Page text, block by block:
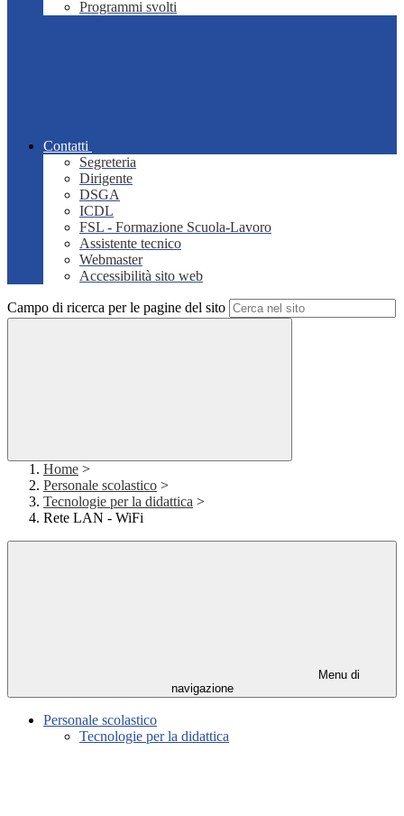
Programmi svolti
Contatti
Segreteria
Dirigente
DSGA
ICDL
FSL - Formazione Scuola-Lavoro
Assistente tecnico
Webmaster
Accessibilità sito web
Campo di ricerca per le pagine del sito
Home >
Personale scolastico >
Tecnologie per la didattica >
Rete LAN - WiFi
Menu di
navigazione
Personale scolastico
Tecnologie per la didattica